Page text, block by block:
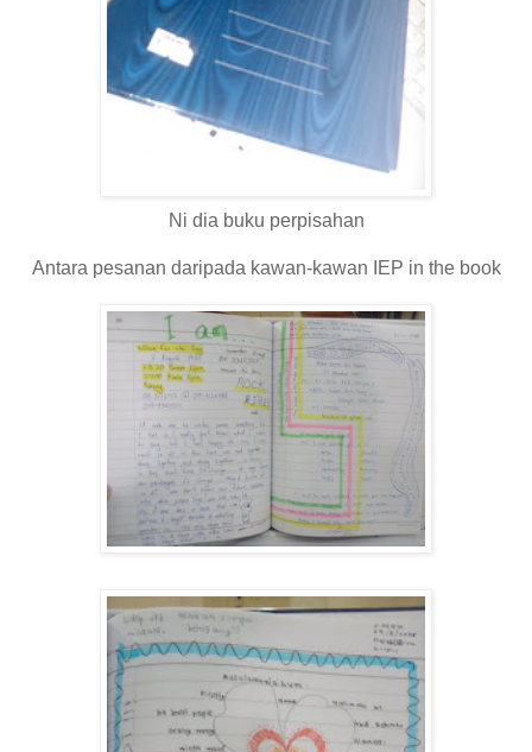
Ni dia buku perpisahan
Antara pesanan daripada kawan-kawan IEP in the book